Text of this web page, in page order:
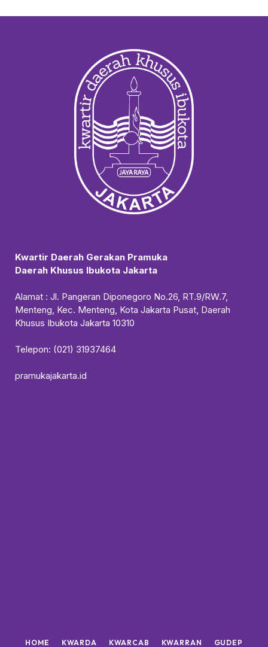
Kwartir Daerah Gerakan Pramuka
Daerah Khusus Ibukota Jakarta
Alamat : Jl. Pangeran Diponegoro No.26, RT.9/RW.7,
Menteng, Kec. Menteng, Kota Jakarta Pusat, Daerah
Khusus Ibukota Jakarta 10310
Telepon: (021) 31937464
pramukajakarta.id
HOME KWARDA KWARCAB KWARRAN GUDEP